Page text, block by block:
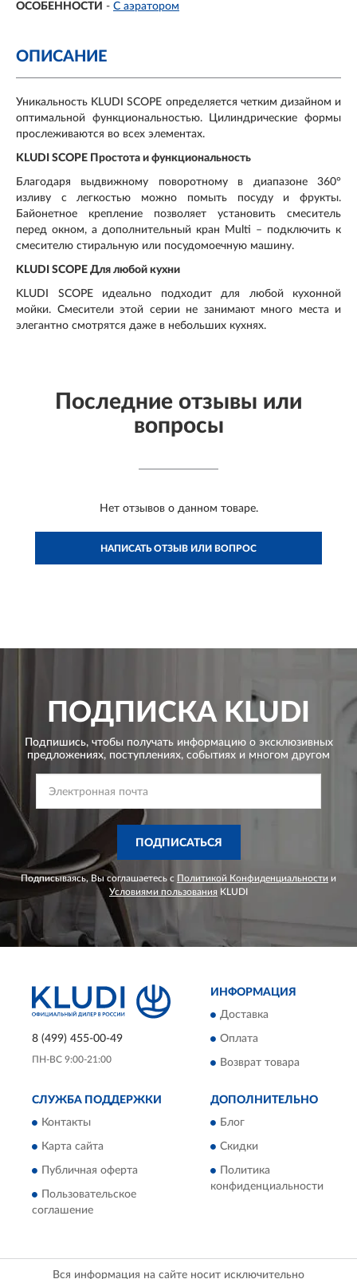
ОСОБЕННОСТИ - С аэратором
ОПИСАНИЕ
Уникальность KLUDI SCOPE определяется четким дизайном и
оптимальной функциональностью. Цилиндрические формы
прослеживаются во всех элементах.
KLUDI SCOPE Простота и функциональность
Благодаря выдвижному поворотному в диапазоне 360°
изливу с легкостью можно помыть посуду и фрукты.
Байонетное крепление позволяет установить смеситель
перед окном, а дополнительный кран Multi – подключить к
смесителю стиральную или посудомоечную машину.
KLUDI SCOPE Для любой кухни
KLUDI SCOPE идеально подходит для любой кухонной
мойки. Смесители этой серии не занимают много места и
элегантно смотрятся даже в небольших кухнях.
Последние отзывы или
вопросы
Нет отзывов о данном товаре.
НАПИСАТЬ ОТЗЫВ ИЛИ ВОПРОС
ПОДПИСКА KLUDI
Подпишись, чтобы получать информацию о эксклюзивных
предложениях, поступлениях, событиях и многом другом
ПОДПИСАТЬСЯ
Подписываясь, Вы соглашаетесь с Политикой Конфиденциальности и
Условиями пользования KLUDI
8 (499) 455-00-49
ПН-ВС 9:00-21:00
ИНФОРМАЦИЯ
Доставка
Оплата
Возврат товара
СЛУЖБА ПОДДЕРЖКИ
Контакты
Карта сайта
Публичная оферта
Пользовательское
соглашение
ДОПОЛНИТЕЛЬНО
Блог
Скидки
Политика
конфиденциальности
Вся информация на сайте носит исключительно